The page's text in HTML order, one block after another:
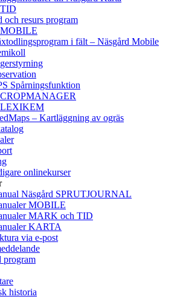
och resurs program
MOBILE
i fält – Näsgård Mobile
Spårningsfunktion
CROPMANAGER
LEXIKEM
– Kartläggning av ogräs
onlinekurser
Näsgård SPRUTJOURNAL
MOBILE
MARK och TID
KARTA
via e-post
program
historia